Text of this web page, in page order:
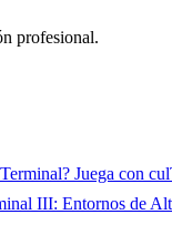
profesional.
Juega con
III: Entornos de